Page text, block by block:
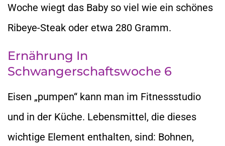
Woche wiegt das Baby so viel wie ein schönes
Ribeye-Steak oder etwa 280 Gramm.
Ernährung In
Schwangerschaftswoche 6
Eisen „pumpen“ kann man im Fitnessstudio
und in der Küche. Lebensmittel, die dieses
wichtige Element enthalten, sind: Bohnen,